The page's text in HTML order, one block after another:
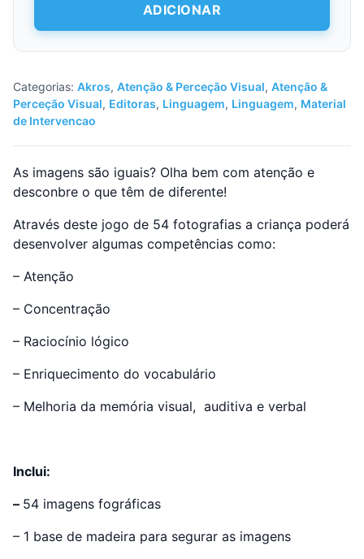
as
ADICIONAR
Categorias: Akros, Atenção & Perceção Visual, Atenção &
Perceção Visual, Editoras, Linguagem, Linguagem, Material
de Intervencao
As imagens são iguais? Olha bem com atenção e
desconbre o que têm de diferente!
Através deste jogo de 54 fotografias a criança poderá
desenvolver algumas competências como:
– Atenção
– Concentração
– Raciocínio lógico
– Enriquecimento do vocabulário
– Melhoria da memória visual, auditiva e verbal
Inclui:
– 54 imagens fográficas
– 1 base de madeira para segurar as imagens